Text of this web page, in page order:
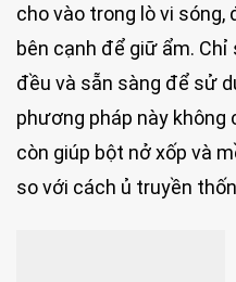
cho vào trong lò vi
bên cạnh để giữ ẩm.
đều và sẵn sàng để sử
phương pháp này
còn giúp bột nở xốp và
so với cách ủ truyền